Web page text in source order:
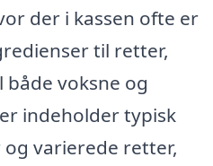
der i kassen ofte er
til retter,
voksne og
indeholder typisk
varierede retter,